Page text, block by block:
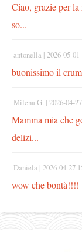
Ciao, grazie per
so...
antonella | 2026-05-
buonissimo il
Milena G. | 2026-04-
Mamma mia che
delizi...
Daniela | 2026-04-27
wow che bontà!!!!